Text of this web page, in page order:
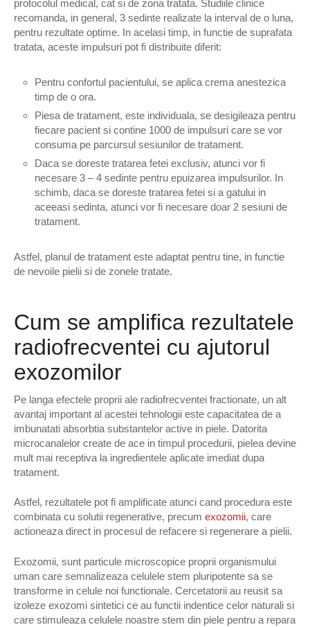
protocolul medical, cat si de zona tratata. Studiile clinice
recomanda, in general, 3 sedinte realizate la interval de o luna,
pentru rezultate optime. In acelasi timp, in functie de suprafata
tratata, aceste impulsuri pot fi distribuite diferit:
Pentru confortul pacientului, se aplica crema anestezica
timp de o ora.
Piesa de tratament, este individuala, se desigileaza pentru
fiecare pacient si contine 1000 de impulsuri care se vor
consuma pe parcursul sesiunilor de tratament.
Daca se doreste tratarea fetei exclusiv, atunci vor fi
necesare 3 – 4 sedinte pentru epuizarea impulsurilor. In
schimb, daca se doreste tratarea fetei si a gatului in
aceeasi sedinta, atunci vor fi necesare doar 2 sesiuni de
tratament.
Astfel, planul de tratament este adaptat pentru tine, in functie
de nevoile pielii si de zonele tratate.
Cum se amplifica rezultatele
radiofrecventei cu ajutorul
exozomilor
Pe langa efectele proprii ale radiofrecventei fractionate, un alt
avantaj important al acestei tehnologii este capacitatea de a
imbunatati absorbtia substantelor active in piele. Datorita
microcanalelor create de ace in timpul procedurii, pielea devine
mult mai receptiva la ingredientele aplicate imediat dupa
tratament.
Astfel, rezultatele pot fi amplificate atunci cand procedura este
combinata cu solutii regenerative, precum exozomii, care
actioneaza direct in procesul de refacere si regenerare a pielii.
Exozomii, sunt particule microscopice proprii organismului
uman care semnalizeaza celulele stem pluripotente sa se
transforme in celule noi functionale. Cercetatorii au reusit sa
izoleze exozomi sintetici ce au functii indentice celor naturali si
care stimuleaza celulele noastre stem din piele pentru a repara